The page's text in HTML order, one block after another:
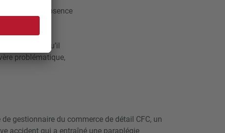
en l’absence
et qu’il
problématique,
gestionnaire du commerce de détail CFC, un
accident qui a entraîné une paraplégie